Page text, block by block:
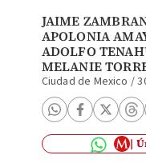
JAIME
APOLONIA
ADOLFO
MELANIE
Ciudad de Mexico /